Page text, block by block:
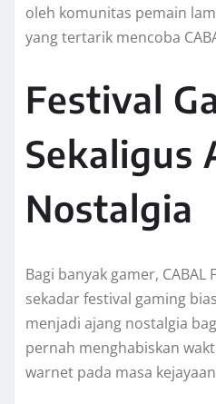
oleh komunitas pemain
yang tertarik mencoba
Festival
Sekaligus
Nostalgia
Bagi banyak gamer, CABAL
sekadar festival gaming
menjadi ajang nostalgia
pernah menghabiskan
warnet pada masa